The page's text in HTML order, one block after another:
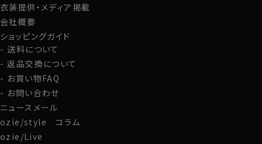
衣装提供・メディア掲載
会社概要
ショッピングガイド
送料について
返品交換について
お買い物FAQ
お問い合わせ
ニュースメール
ozie/style コラム
ozie/Live